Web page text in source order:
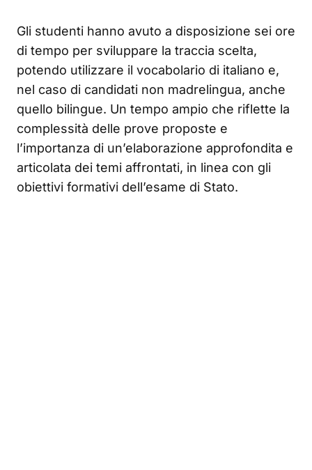
Gli studenti hanno avuto a disposizione sei ore
di tempo per sviluppare la traccia scelta,
potendo utilizzare il vocabolario di italiano e,
nel caso di candidati non madrelingua, anche
quello bilingue. Un tempo ampio che riflette la
complessità delle prove proposte e
l’importanza di un’elaborazione approfondita e
articolata dei temi affrontati, in linea con gli
obiettivi formativi dell’esame di Stato.